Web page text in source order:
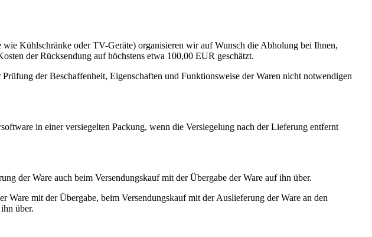
Kühlschränke oder TV-Geräte) organisieren wir auf Wunsch die Abholung bei Ihnen,
der Rücksendung auf höchstens etwa 100,00 EUR geschätzt.
der Beschaffenheit, Eigenschaften und Funktionsweise der Waren nicht notwendigen
in einer versiegelten Packung, wenn die Versiegelung nach der Lieferung entfernt
der Ware auch beim Versendungskauf mit der Übergabe der Ware auf ihn über.
mit der Übergabe, beim Versendungskauf mit der Auslieferung der Ware an den
über.